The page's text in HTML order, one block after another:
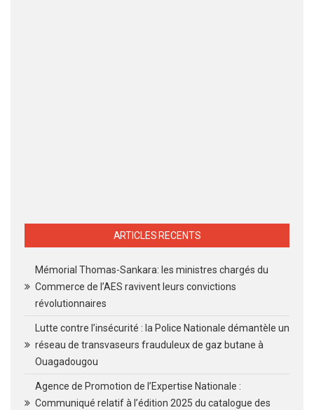
ARTICLES RECENTS
Mémorial Thomas-Sankara: les ministres chargés du
Commerce de l’AES ravivent leurs convictions
révolutionnaires
Lutte contre l’insécurité : la Police Nationale démantèle un
réseau de transvaseurs frauduleux de gaz butane à
Ouagadougou
Agence de Promotion de l’Expertise Nationale :
Communiqué relatif à l’édition 2025 du catalogue des